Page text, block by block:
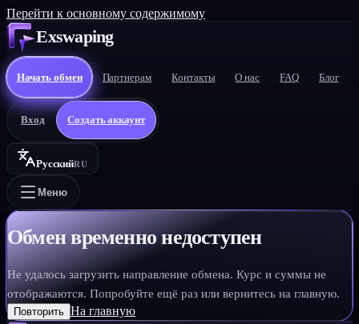
Перейти к основному содержимому
Exswaping
Начать обмен Партнерам Контакты О нас FAQ Блог
Вход Создать аккаунт
РусскийRU
Меню
Обмен временно недоступен
Не удалось загрузить направление обмена. Курс и суммы не
отображаются. Попробуйте ещё раз или вернитесь на главную.
Повторить На главную